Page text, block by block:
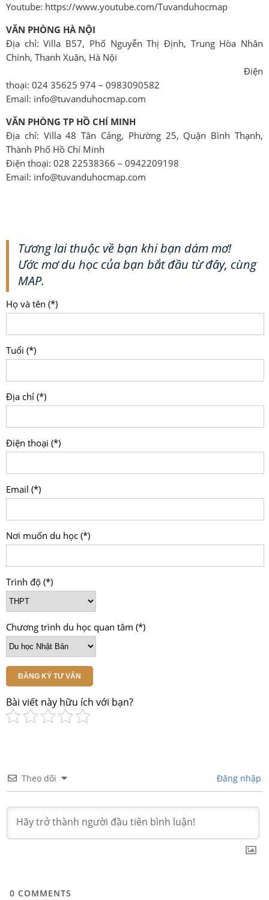
Youtube: https://www.youtube.com/Tuvanduhocmap
VĂN PHÒNG HÀ NỘI
Địa chỉ: Villa B57, Phố Nguyễn Thị Định, Trung Hòa Nhân
Chính, Thanh Xuân, Hà Nội
Điện
thoại: 024 35625 974 – 0983090582
Email: info@tuvanduhocmap.com
VĂN PHÒNG TP HỒ CHÍ MINH
Địa chỉ: Villa 48 Tân Cảng, Phường 25, Quận Bình Thạnh,
Thành Phố Hồ Chí Minh
Điện thoại: 028 22538366 – 0942209198
Email: info@tuvanduhocmap.com
Tương lai thuộc về bạn khi bạn dám mơ!
Ước mơ du học của bạn bắt đầu từ đây, cùng
MAP.
Họ và tên (*)
Tuổi (*)
Địa chỉ (*)
Điện thoại (*)
Email (*)
Nơi muốn du học (*)
Trình độ (*)
Chương trình du học quan tâm (*)
ĐĂNG KÝ TƯ VẤN
Bài viết này hữu ích với bạn?
Theo dõi Đăng nhập
0 COMMENTS